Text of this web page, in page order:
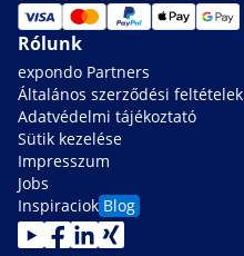
Rólunk
expondo Partners
Általános szerződési feltételek
Adatvédelmi tájékoztató
Sütik kezelése
Impresszum
Jobs
Inspiraciok Blog